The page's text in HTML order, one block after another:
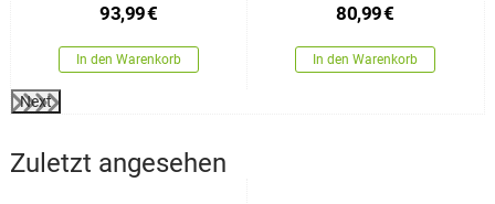
93,99€
In den Warenkorb
80,99€
In den Warenkorb
Next
Zuletzt angesehen